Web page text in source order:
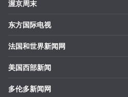
渥京周末
东方国际电视
法国和世界新闻网
美国西部新闻
多伦多新闻网